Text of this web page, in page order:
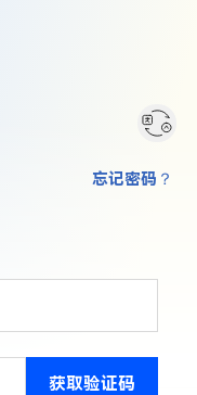
获取验证码
忘记密码？